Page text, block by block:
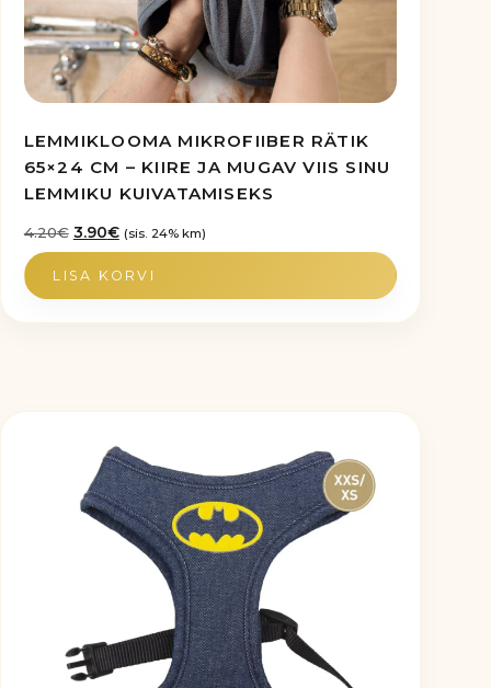
LEMMIKLOOMA MIKROFIIBER RÄTIK
65×24 CM – KIIRE JA MUGAV VIIS SINU
LEMMIKU KUIVATAMISEKS
4.20€ Algne
hind
oli:
4.20€.
3.90€Praegune
hind
on:
3.90€.
(sis. 24% km)
LISA KORVI